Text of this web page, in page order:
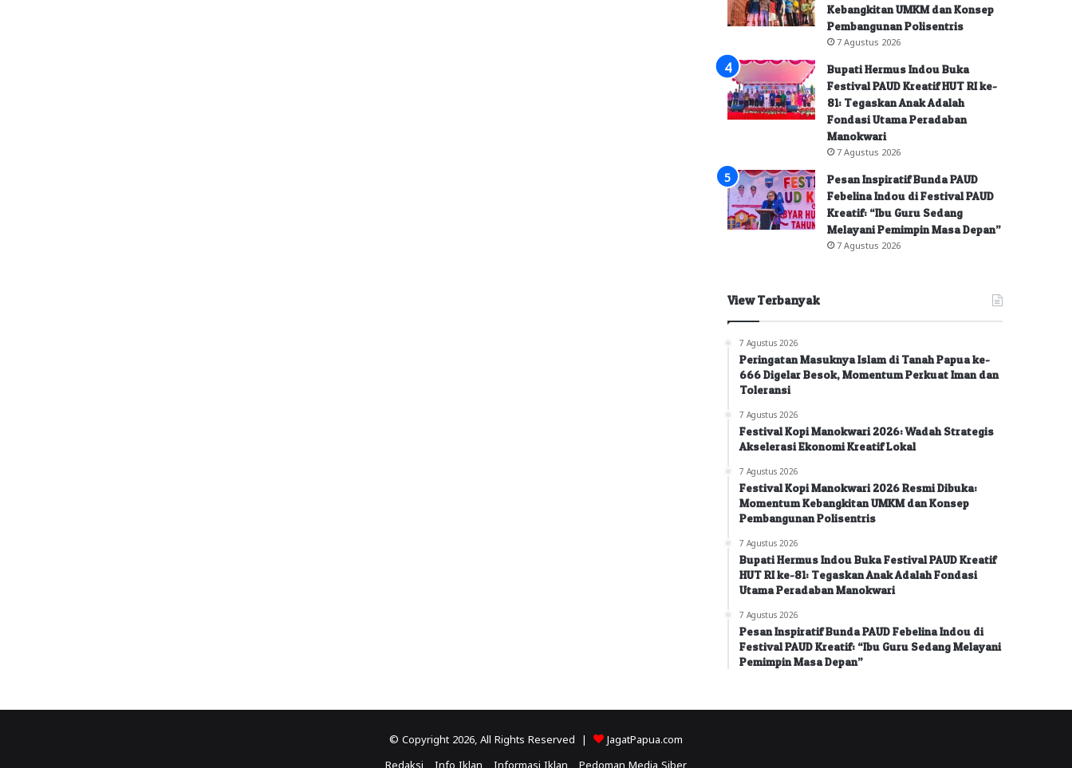
Kebangkitan UMKM dan Konsep
Pembangunan Polisentris
7 Agustus 2026
Bupati Hermus Indou Buka
Festival PAUD Kreatif HUT RI ke-
81: Tegaskan Anak Adalah
Fondasi Utama Peradaban
Manokwari
7 Agustus 2026
Pesan Inspiratif Bunda PAUD
Febelina Indou di Festival PAUD
Kreatif: “Ibu Guru Sedang
Melayani Pemimpin Masa Depan”
7 Agustus 2026
View Terbanyak
7 Agustus 2026
Peringatan Masuknya Islam di Tanah Papua ke-
666 Digelar Besok, Momentum Perkuat Iman dan
Toleransi
7 Agustus 2026
Festival Kopi Manokwari 2026: Wadah Strategis
Akselerasi Ekonomi Kreatif Lokal
7 Agustus 2026
Festival Kopi Manokwari 2026 Resmi Dibuka:
Momentum Kebangkitan UMKM dan Konsep
Pembangunan Polisentris
7 Agustus 2026
Bupati Hermus Indou Buka Festival PAUD Kreatif
HUT RI ke-81: Tegaskan Anak Adalah Fondasi
Utama Peradaban Manokwari
7 Agustus 2026
Pesan Inspiratif Bunda PAUD Febelina Indou di
Festival PAUD Kreatif: “Ibu Guru Sedang Melayani
Pemimpin Masa Depan”
© Copyright 2026, All Rights Reserved | JagatPapua.com
Redaksi Info Iklan Informasi Iklan Pedoman Media Siber